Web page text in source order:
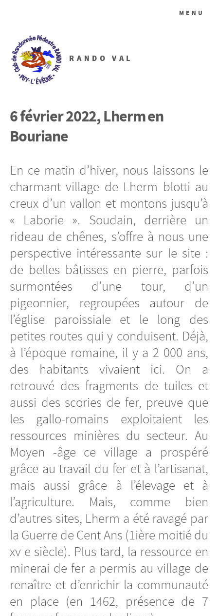
RANDO VAL
MENU
6 février 2022, Lherm en
Bouriane
En ce matin d’hiver, nous laissons le
charmant village de Lherm blotti au
creux d’un vallon et montons jusqu’à
« Laborie ». Soudain, derrière un
rideau de chênes, s’offre à nous une
perspective intéressante sur le site :
de belles bâtisses en pierre, parfois
surmontées d’une tour, d’un
pigeonnier, regroupées autour de
l’église paroissiale et le long des
petites routes qui y conduisent. Déjà,
à l’époque romaine, il y a 2 000 ans,
des habitants vivaient ici. On a
retrouvé des fragments de tuiles et
aussi des scories de fer, preuve que
les gallo-romains exploitaient les
ressources minières du secteur. Au
Moyen -âge ce village a prospéré
grâce au travail du fer et à l’artisanat,
mais aussi grâce à l’élevage et à
l’agriculture. Mais, comme bien
d’autres sites, Lherm a été ravagé par
la Guerre de Cent Ans (1ière moitié du
xv e siècle). Plus tard, la ressource en
minerai de fer a permis au village de
renaître et d’enrichir la communauté
en place (en 1462, présence de 7